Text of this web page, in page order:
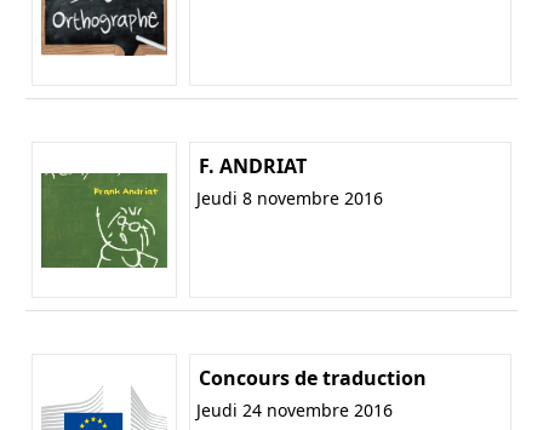
F. ANDRIAT
Jeudi 8 novembre 2016
Concours de traduction
Jeudi 24 novembre 2016